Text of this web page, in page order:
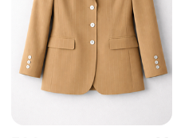
300 грн
Avance Creation
Жакет піджак жіночий